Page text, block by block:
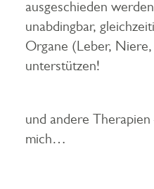
ausgeschieden
unabdingbar,
Organe (Leber,
unterstützen!
und andere Therapien
mich…